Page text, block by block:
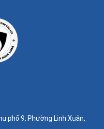
phố 9, Phường Linh Xuân,